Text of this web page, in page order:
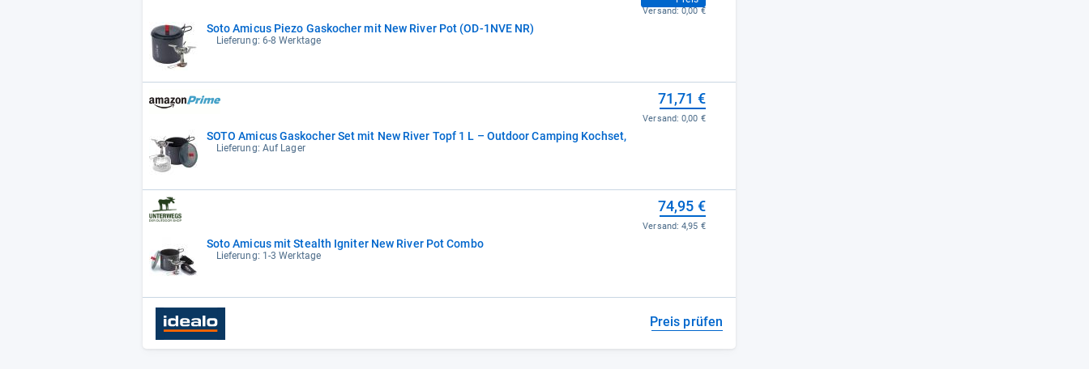
Soto Amicus Piezo Gaskocher mit New River Pot (OD-1NVE NR)
Lieferung: 6-8 Werktage
Versand:0,00 €
SOTO Amicus Gaskocher Set mit New River Topf 1 L – Outdoor Camping Kochset,
Lieferung: Auf Lager
71,71 €
Versand:0,00 €
Soto Amicus mit Stealth Igniter New River Pot Combo
Lieferung: 1-3 Werktage
74,95 €
Versand:4,95 €
Preis prüfen